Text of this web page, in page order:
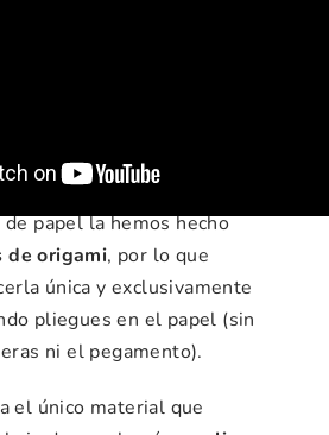
de papel la hemos hecho
de origami, por lo que
única y exclusivamente
pliegues en el papel (sin
ni el pegamento).
el único material que